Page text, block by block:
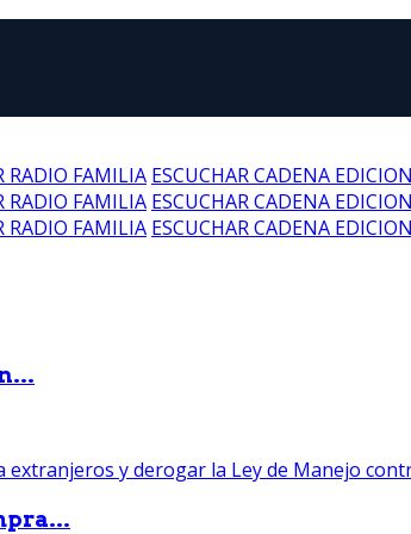
RADIO FAMILIA ESCUCHAR CADENA EDICION
RADIO FAMILIA ESCUCHAR CADENA EDICION
RADIO FAMILIA ESCUCHAR CADENA EDICION